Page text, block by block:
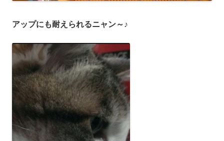
アップにも耐えられるニャン～♪